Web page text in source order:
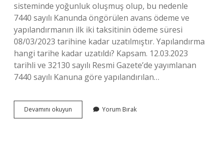
sisteminde yoğunluk oluşmuş olup, bu nedenle
7440 sayılı Kanunda öngörülen avans ödeme ve
yapılandırmanın ilk iki taksitinin ödeme süresi
08/03/2023 tarihine kadar uzatılmıştır. Yapılandırma
hangi tarihe kadar uzatıldı? Kapsam. 12.03.2023
tarihli ve 32130 sayılı Resmi Gazete’de yayımlanan
7440 sayılı Kanuna göre yapılandırılan…
Devamını okuyun Yeniden
Yapılandırma
Yorum Bırak